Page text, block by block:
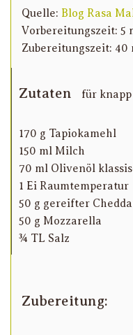
Quelle: Blog Rasa
Vorbereitungszeit: 5
Zubereitungszeit: 40
Zutaten für
170 g Tapiokamehl
150 ml Milch
70 ml Olivenöl
1 Ei Raumtemperatur
50 g gereifter
50 g Mozzarella
¾ TL Salz
Zubereitung: